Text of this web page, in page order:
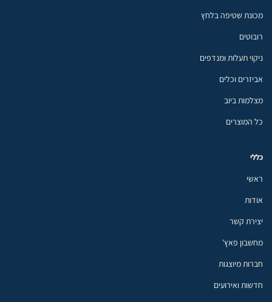
מכונת שטיפה בלחץ
רובוטים
ניקוי תעלות ומנדפים
אביזרים וכלים
מצלמות ביוב
כל המוצרים
כללי
ראשי
אודות
יצירת קשר
מחשבון פאץ'
חברות מיוצגות
חדשות ואירועים